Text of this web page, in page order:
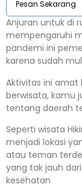
Pesan Sekarang
Anjuran untuk di
mempengaruhi
pandemi ini
karena sudah
Aktivitas ini
berwisata, kamu
tentang daerah
Seperti wisata
menjadi lokasi
atau teman
yang tak jauh
kesehatan